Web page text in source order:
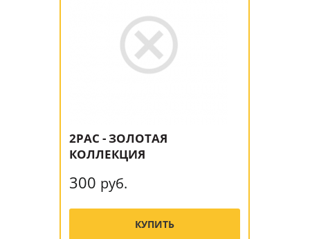
2PAC - ЗОЛОТАЯ
КОЛЛЕКЦИЯ
300 руб.
КУПИТЬ